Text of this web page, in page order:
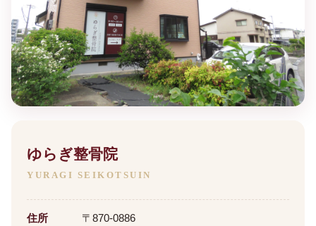
ゆらぎ整骨院
YURAGI SEIKOTSUIN
住所
〒870-0886